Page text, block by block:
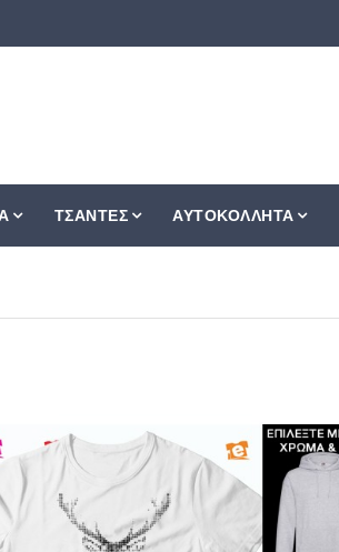
ΤΣΑΝΤΕΣ ΑΥΤΟΚΟΛΛΗΤΑ